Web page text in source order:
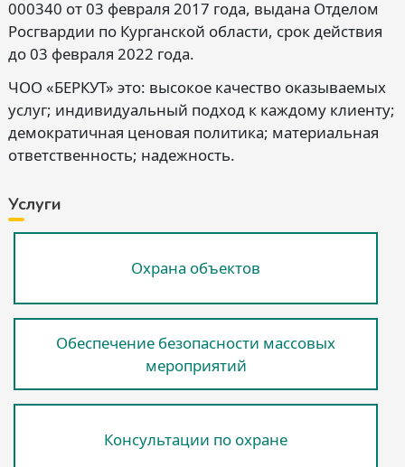
000340 от 03 февраля 2017 года, выдана Отделом
Росгвардии по Курганской области, срок действия
до 03 февраля 2022 года.
ЧОО «БЕРКУТ» это: высокое качество оказываемых
услуг; индивидуальный подход к каждому клиенту;
демократичная ценовая политика; материальная
ответственность; надежность.
Услуги
Охрана объектов
Обеспечение безопасности массовых
мероприятий
Консультации по охране